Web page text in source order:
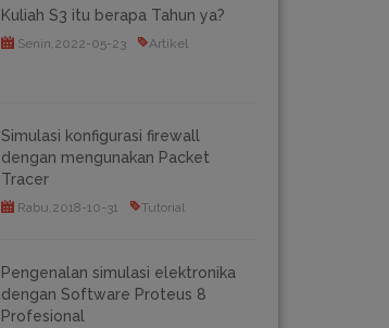
Kuliah S3 itu berapa Tahun ya?
Senin,2022-05-23 Artikel
Simulasi konfigurasi firewall
dengan mengunakan Packet
Tracer
Rabu,2018-10-31 Tutorial
Pengenalan simulasi elektronika
dengan Software Proteus 8
Profesional